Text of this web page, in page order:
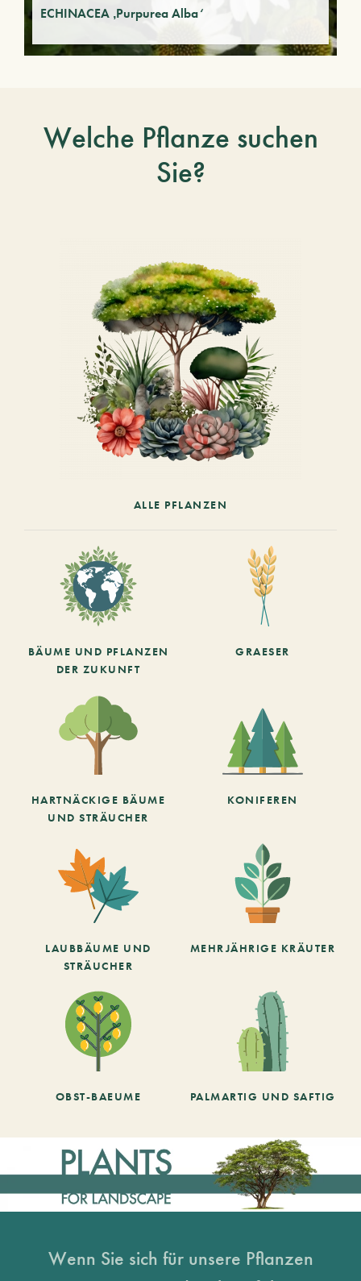
ECHINACEA ‚Purpurea Alba‘
Welche Pflanze suchen
Sie?
ALLE PFLANZEN
BÄUME UND PFLANZEN
DER ZUKUNFT
GRAESER
HARTNÄCKIGE BÄUME
UND STRÄUCHER
KONIFEREN
LAUBBÄUME UND
STRÄUCHER
MEHRJÄHRIGE KRÄUTER
OBST-BAEUME PALMARTIG UND SAFTIG
Wenn Sie sich für unsere Pflanzen